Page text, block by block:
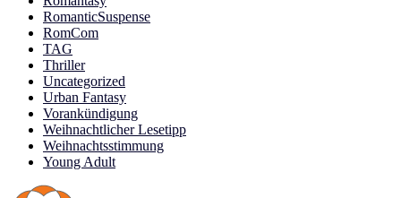
RomanticSuspense
RomCom
TAG
Thriller
Uncategorized
Urban Fantasy
Vorankündigung
Weihnachtlicher Lesetipp
Weihnachtsstimmung
Young Adult